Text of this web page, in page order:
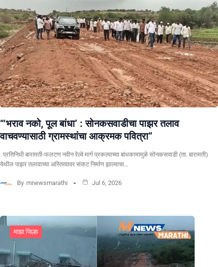
“‘भराव नको, पूल बांधा’ : सोनकसवाडीचा पाझर तलाव
वाचवण्यासाठी ग्रामस्थांचा आक्रमक पवित्रा”
प्रतिनिधी बारामती-फलटण नवीन रेल्वे मार्ग प्रकल्पाच्या बांधकामामुळे सोनकसवाडी (ता. बारामती)
येथील पाझर तलावाच्या अस्तित्वावर संकट निर्माण झाल्याचा…
By mnewsmarathi Jul 6, 2026
माझा जिल्हा